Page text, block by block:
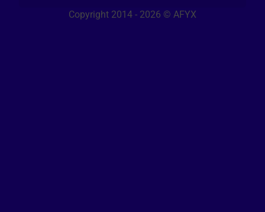
Copyright 2014 - 2026 © AFYX